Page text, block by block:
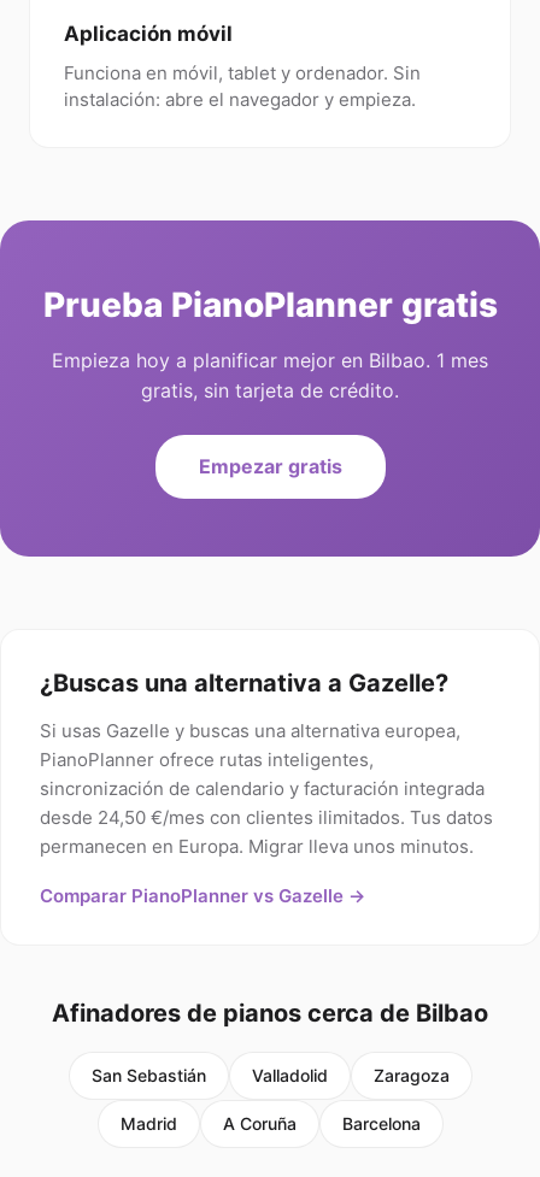
Aplicación móvil
Funciona en móvil, tablet y ordenador. Sin
instalación: abre el navegador y empieza.
Prueba PianoPlanner gratis
Empieza hoy a planificar mejor en Bilbao. 1 mes
gratis, sin tarjeta de crédito.
Empezar gratis
¿Buscas una alternativa a Gazelle?
Si usas Gazelle y buscas una alternativa europea,
PianoPlanner ofrece rutas inteligentes,
sincronización de calendario y facturación integrada
desde 24,50 €/mes con clientes ilimitados. Tus datos
permanecen en Europa. Migrar lleva unos minutos.
Comparar PianoPlanner vs Gazelle →
Afinadores de pianos cerca de Bilbao
San Sebastián Valladolid Zaragoza
Madrid A Coruña Barcelona